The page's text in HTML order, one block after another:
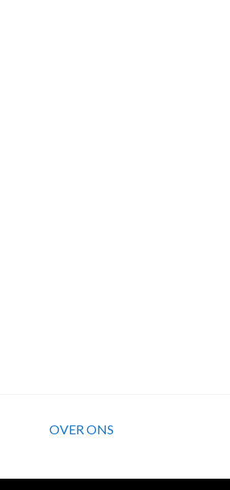
OVER ONS